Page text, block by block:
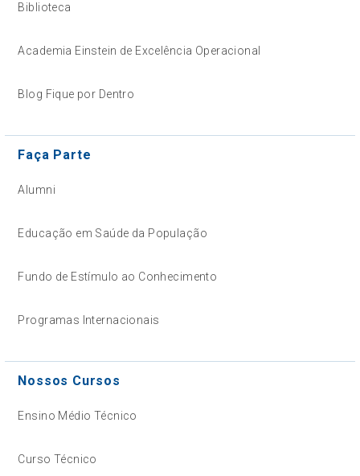
Biblioteca
Academia Einstein de Excelência Operacional
Blog Fique por Dentro
Faça Parte
Alumni
Educação em Saúde da População
Fundo de Estímulo ao Conhecimento
Programas Internacionais
Nossos Cursos
Ensino Médio Técnico
Curso Técnico